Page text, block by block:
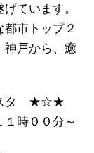
ています。
市トップ２
神戸から、癒
スタ ★☆★
時００分～